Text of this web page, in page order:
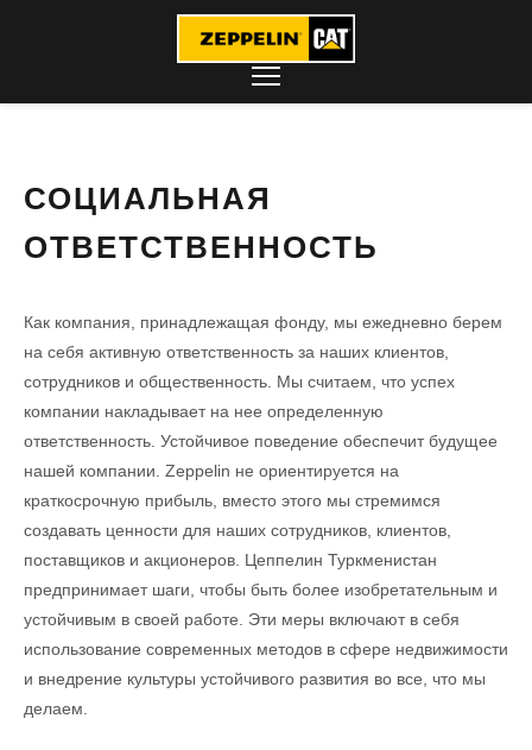
СОЦИАЛЬНАЯ
ОТВЕТСТВЕННОСТЬ
Как компания, принадлежащая фонду, мы ежедневно берем
на себя активную ответственность за наших клиентов,
сотрудников и общественность. Мы считаем, что успех
компании накладывает на нее определенную
ответственность. Устойчивое поведение обеспечит будущее
нашей компании. Zeppelin не ориентируется на
краткосрочную прибыль, вместо этого мы стремимся
создавать ценности для наших сотрудников, клиентов,
поставщиков и акционеров. Цеппелин Туркменистан
предпринимает шаги, чтобы быть более изобретательным и
устойчивым в своей работе. Эти меры включают в себя
использование современных методов в сфере недвижимости
и внедрение культуры устойчивого развития во все, что мы
делаем.